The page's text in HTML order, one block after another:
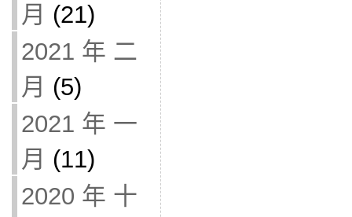
月 (21)
2021 年 二
月 (5)
2021 年 一
月 (11)
2020 年 十